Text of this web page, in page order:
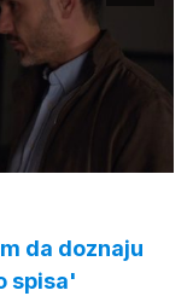
da doznaju
spisa'